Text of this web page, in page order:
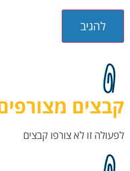
קבצים
לפעולה זו לא צורפו קבצים